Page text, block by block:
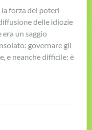
forza dei poteri
delle idiozie
era un saggio
governare gli
e neanche difficile: è